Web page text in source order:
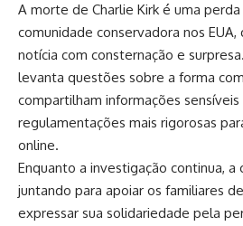
A morte de Charlie Kirk é uma
comunidade conservadora nos
notícia com consternação e
levanta questões sobre a forma
compartilham informações
regulamentações mais rigorosas
online.
Enquanto a investigação continua, a
juntando para apoiar os familiares
expressar sua solidariedade pela